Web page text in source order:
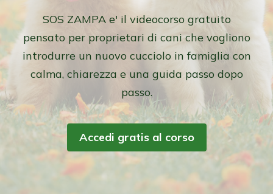
SOS ZAMPA e' il videocorso gratuito
pensato per proprietari di cani che vogliono
introdurre un nuovo cucciolo in famiglia con
calma, chiarezza e una guida passo dopo
passo.
Accedi gratis al corso